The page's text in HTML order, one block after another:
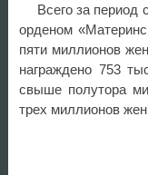
Всего за период
орденом
пяти миллионов
награждено 753
свыше полутора
трех миллионов